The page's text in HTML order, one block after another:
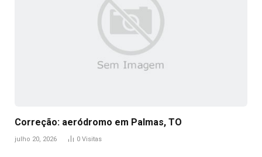
Correção: aeródromo em Palmas, TO
julho 20, 2026 0 Visitas